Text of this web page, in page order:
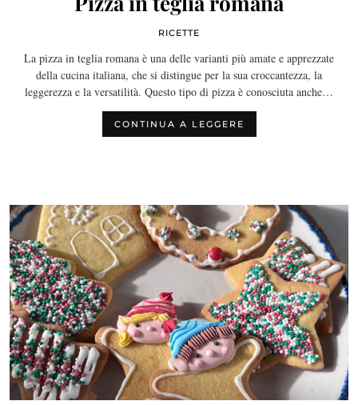
RICETTE
La pizza in teglia romana è una delle varianti più amate e apprezzate
della cucina italiana, che si distingue per la sua croccantezza, la
leggerezza e la versatilità. Questo tipo di pizza è conosciuta anche…
CONTINUA A LEGGERE